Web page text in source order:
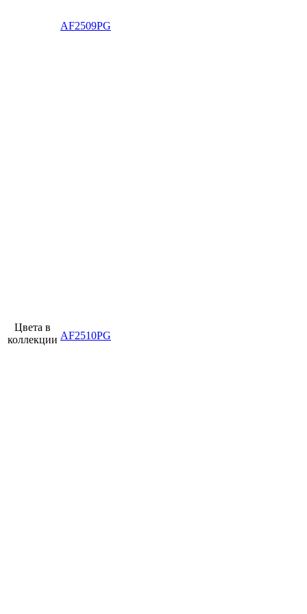
Цвета в
коллекции
AF2509PG
AF2510PG